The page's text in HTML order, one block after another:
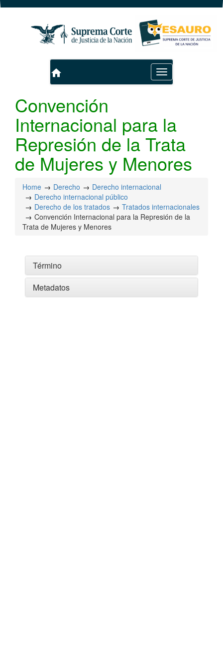
Toggle
navigation
home
Convención
Internacional para la
Represión de la Trata
de Mujeres y Menores
Home Derecho
Derecho internacional
Derecho internacional público
Derecho de los tratados
Tratados internacionales
Convención Internacional para la Represión de la
Trata de Mujeres y Menores
Término
Metadatos